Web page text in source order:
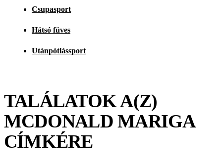
Csupasport
Hátsó füves
Utánpótlássport
TALÁLATOK A(Z)
MCDONALD MARIGA
CÍMKÉRE